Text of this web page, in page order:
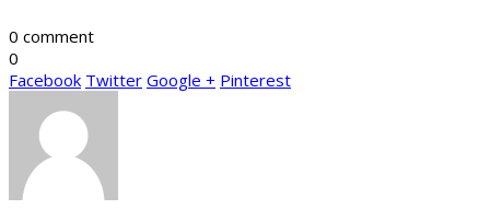
0 comment
0
Facebook Twitter Google + Pinterest